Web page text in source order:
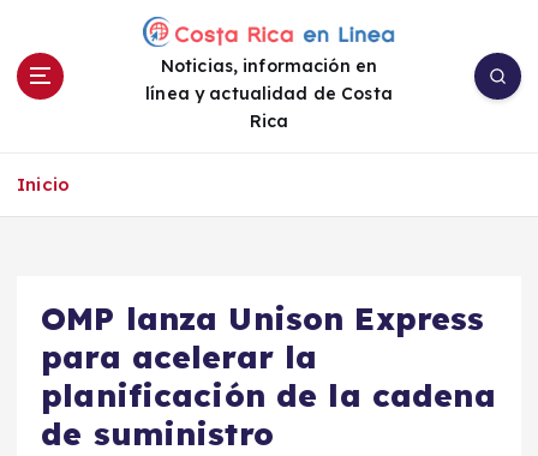
Noticias, información en
línea y actualidad de Costa
Rica
Inicio
OMP lanza Unison Express
para acelerar la
planificación de la cadena
de suministro